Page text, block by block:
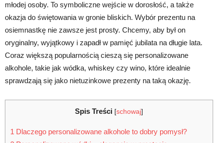
młodej osoby. To symboliczne wejście w dorosłość, a także
okazja do świętowania w gronie bliskich. Wybór prezentu na
osiemnastkę nie zawsze jest prosty. Chcemy, aby był on
oryginalny, wyjątkowy i zapadł w pamięć jubilata na długie lata.
Coraz większą popularnością cieszą się personalizowane
alkohole, takie jak wódka, whiskey czy wino, które idealnie
sprawdzają się jako nietuzinkowe prezenty na taką okazję.
Spis Treści [schowaj]
1 Dlaczego personalizowane alkohole to dobry pomysł?